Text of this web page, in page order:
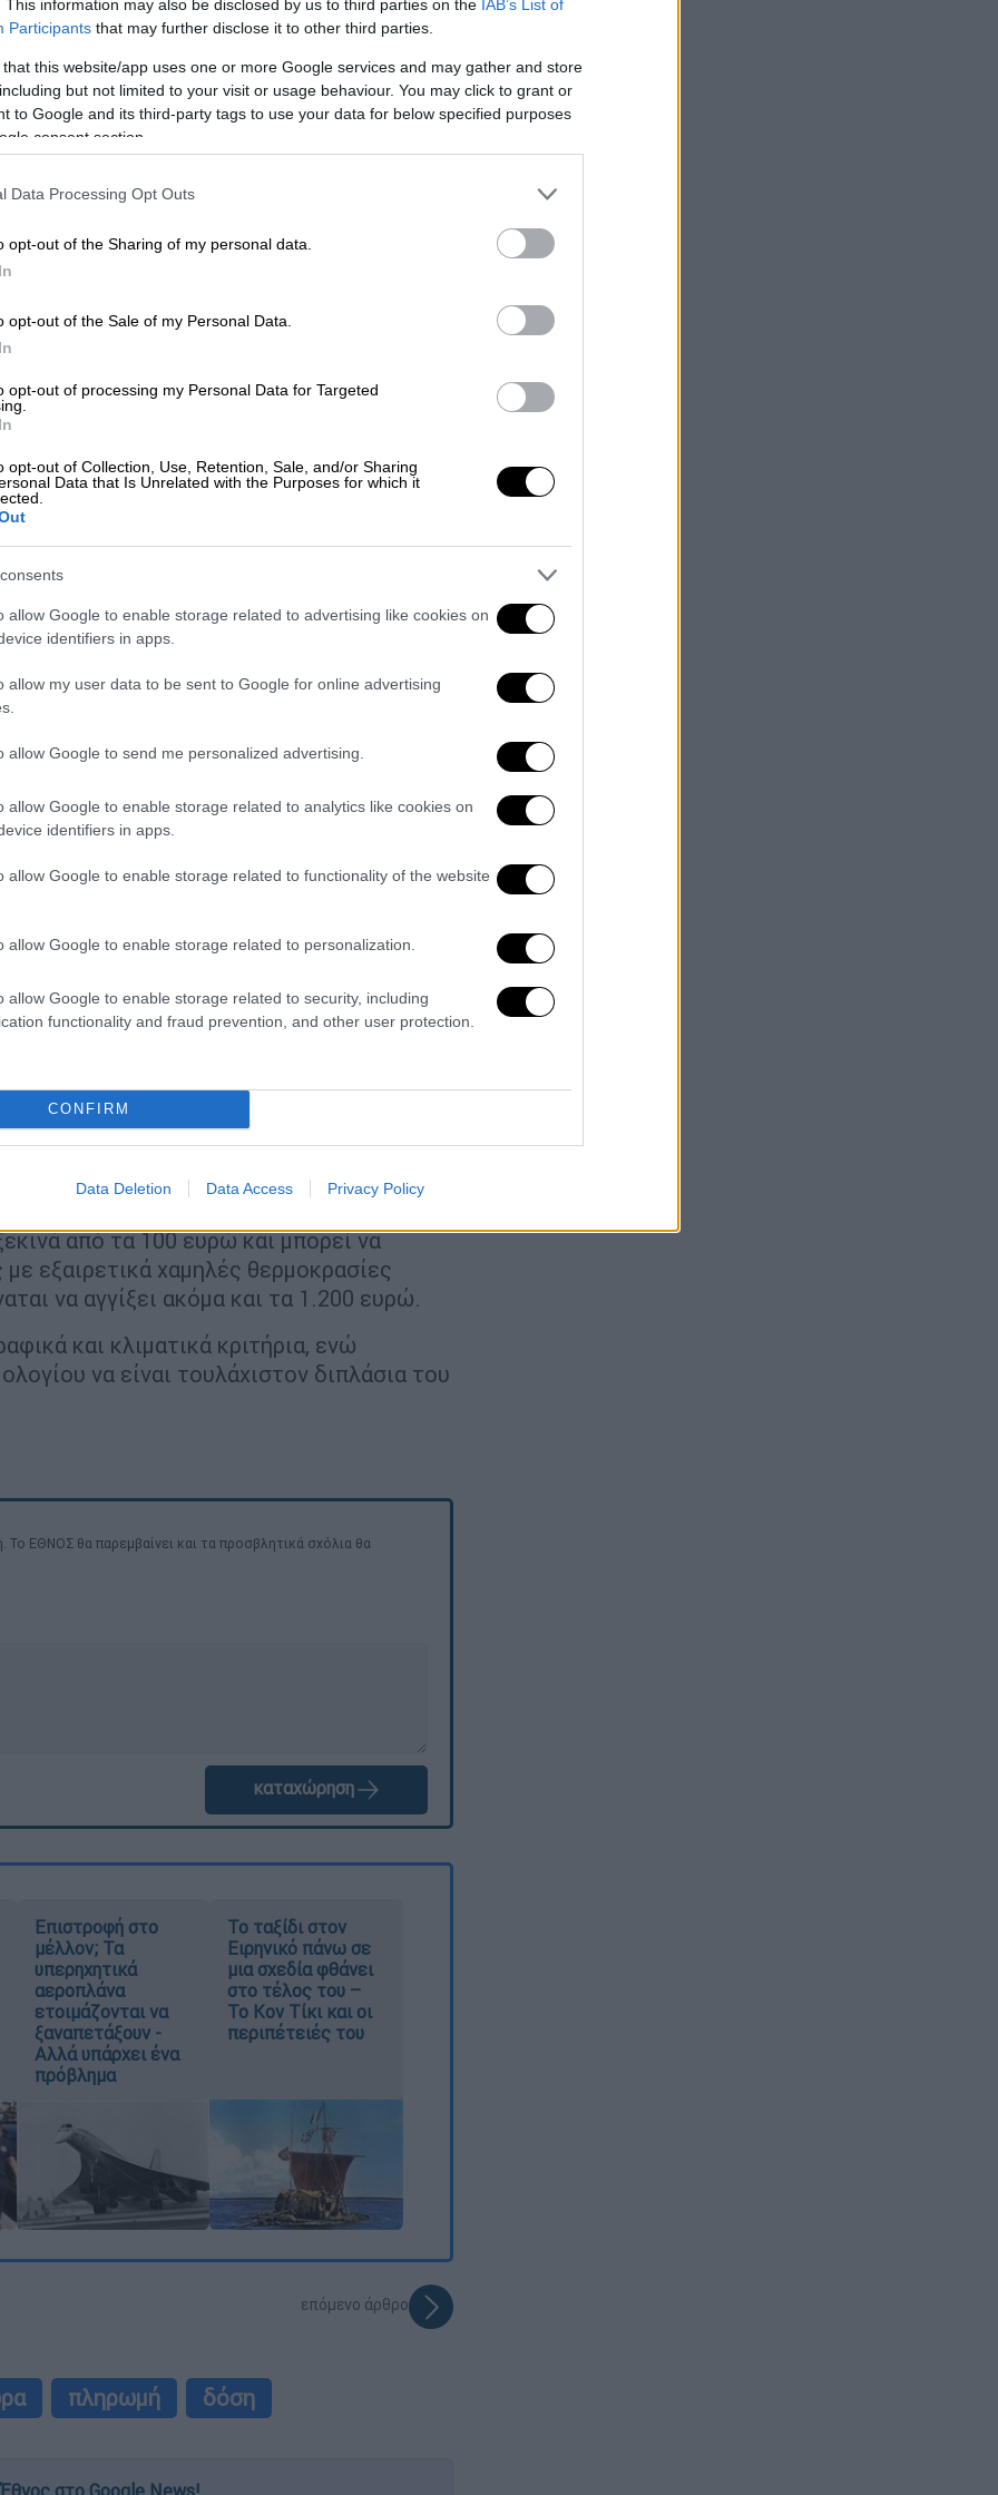
This information may also be disclosed by us to third parties on the IAB’s List of
Participants that may further disclose it to other third parties.
that this website/app uses one or more Google services and may gather and store
but not limited to your visit or usage behaviour. You may click to grant or
to Google and its third-party tags to use your data for below specified purposes
consent section.
Data Processing Opt Outs
opt-out of the Sharing of my personal data.
opt-out of the Sale of my Personal Data.
opt-out of processing my Personal Data for Targeted
opt-out of Collection, Use, Retention, Sale, and/or Sharing
Data that Is Unrelated with the Purposes for which it
allow Google to enable storage related to advertising like cookies on
identifiers in apps.
allow my user data to be sent to Google for online advertising
allow Google to send me personalized advertising.
allow Google to enable storage related to analytics like cookies on
identifiers in apps.
allow Google to enable storage related to functionality of the website
allow Google to enable storage related to personalization.
allow Google to enable storage related to security, including
functionality and fraud prevention, and other user protection.
CONFIRM
Data Deletion Data Access Privacy Policy
καταχώρησης παραστατικών.
«κλειδιά» και οι δυσκολίες για
προσεκτικοί, καθώς η πλατφόρμα
στοιχείων και τιμολογίων έως τις 30
έχει γίνει ο τελικός έλεγχος ώστε τα
με τις αγορές που πραγματοποιήθηκαν,
ή απορρίψεις κατά την εκκαθάριση
(60%) που δόθηκε πριν τα
του Μαΐου, το χρονοδιάγραμμα
φυσικού αερίου και τηλεθέρμανσης,
το επίδομα θέρμανσης παραμένει
με καμία οφειλή προς το
του ποσού στους λογαριασμούς τους,
τη σωστή υποβολή των
επιτακτική ανάγκη για τη θωράκιση
ενίσχυσης
2025-2026 καλύπτει ένα ευρύ φάσμα
κάθε νοικοκυριού. Η ενίσχυση
φυσικό αέριο, ηλεκτρική ενέργεια,
2025 έως 31 Μαρτίου 2026.
που έχουν εκδοθεί έως τις 15 Απριλίου
από τα 100 ευρώ και μπορεί να
εξαιρετικά χαμηλές θερμοκρασίες
να αγγίξει ακόμα και τα 1.200 ευρώ.
και κλιματικά κριτήρια, ενώ
να είναι τουλάχιστον διπλάσια του
ΕΘΝΟΣ θα παρεμβαίνει και τα προσβλητικά σχόλια θα
καταχώρηση
Επιστροφή στο
μέλλον; Τα
υπερηχητικά
αεροπλάνα
ετοιμάζονται να
ξαναπετάξουν -
Αλλά υπάρχει ένα
πρόβλημα
Το ταξίδι στον
Ειρηνικό πάνω σε
μια σχεδία φθάνει
στο τέλος του –
Το Κον Τίκι και οι
περιπέτειές του
επόμενο άρθρο
πληρωμή δόση
στο Google News!